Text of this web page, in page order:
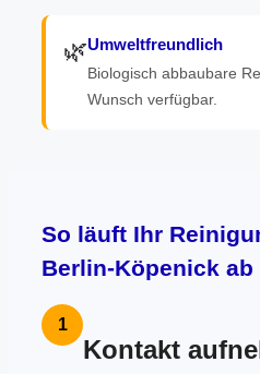
🌿Umweltfreundlich
Biologisch abbaubare
Wunsch verfügbar.
So läuft Ihr
Berlin-Köpenick ab
1
Kontakt